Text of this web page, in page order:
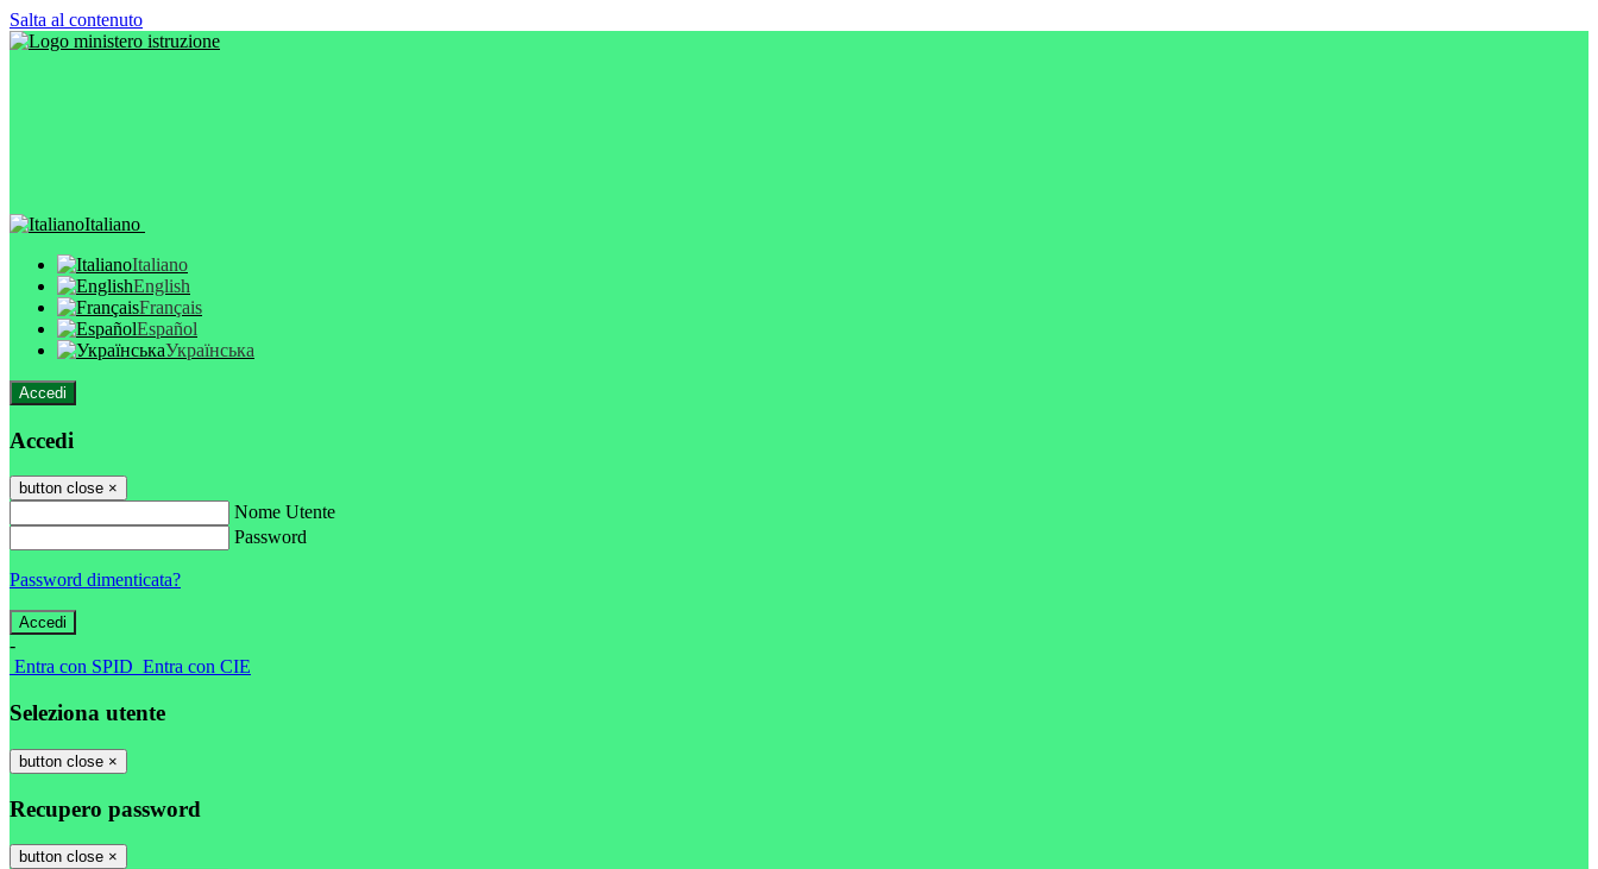
Salta al contenuto
Italiano
Italiano
English
Français
Español
Українська
Accedi
Accedi
button close ×
Nome Utente
Password
Password dimenticata?
-
Entra con SPID Entra con CIE
Seleziona utente
button close ×
Recupero password
button close ×